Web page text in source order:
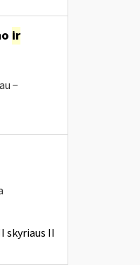
ir
−
skyriaus II